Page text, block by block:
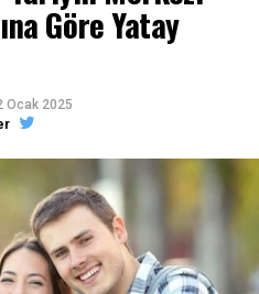
Nisan’da ÇOMÜ’de
Başladı
Göre Yatay
Ocak 2025